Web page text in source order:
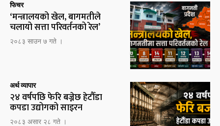
फिचर
‘मन्त्रालयको खेल, बागमतीले
चलायो सत्ता परिवर्तनको रेल’
२०८३ साउन ७ गते ।
अर्थ व्यापार
२४ वर्षपछि फेरि बज्नेछ हेटौँडा
कपडा उद्योगको साइरन
२०८३ असार २८ गते ।